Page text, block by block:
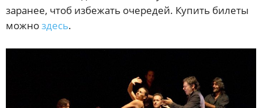
заранее, чтоб избежать очередей. Купить билеты
можноздесь.